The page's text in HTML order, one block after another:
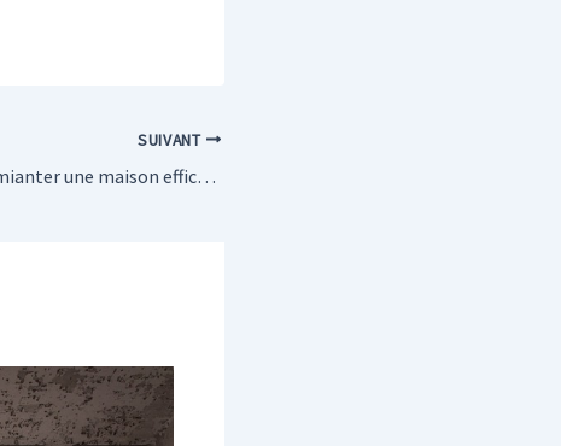
SUIVANT
Comment désamianter une maison efficacement ?